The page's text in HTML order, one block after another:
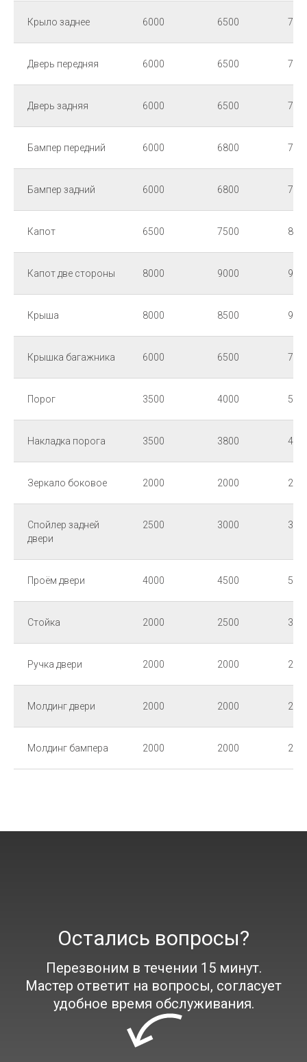
Крыло заднее 6000 6500
Дверь передняя 6000 6500
Дверь задняя 6000 6500
Бампер передний 6000 6800
Бампер задний 6000 6800
Капот 6500 7500
Капот две стороны 8000 9000
Крыша 8000 8500
Крышка багажника 6000 6500
Порог 3500 4000
Накладка порога 3500 3800
Зеркало боковое 2000 2000
Спойлер задней
двери
2500 3000
Проём двери 4000 4500
Стойка 2000 2500
Ручка двери 2000 2000
Молдинг двери 2000 2000
Молдинг бампера 2000 2000
Остались вопросы?
Перезвоним в течении 15 минут.
Мастер ответит на вопросы, согласует
удобное время обслуживания.